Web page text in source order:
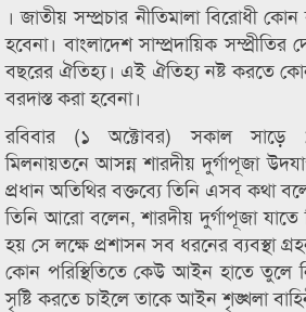
। জাতীয় সম্প্রচার নীতিমালা বিরোধী
হবেনা। বাংলাদেশ সাম্প্রদায়িক
বছরের ঐতিহ্য। এই ঐতিহ্য নষ্ট করতে
বরদাস্ত করা হবেনা।
রবিবার (১ অক্টোবর) সকাল সাড়ে
মিলনায়তনে আসন্ন শারদীয় দুর্গাপূজা
প্রধান অতিথির বক্তব্যে তিনি এসব কথা
তিনি আরো বলেন, শারদীয় দুর্গাপূজা
হয় সে লক্ষে প্রশাসন সব ধরনের ব্যবস্থা
কোন পরিস্থিতিতে কেউ আইন হাতে তুলে
সৃষ্টি করতে চাইলে তাকে আইন শৃঙ্খলা